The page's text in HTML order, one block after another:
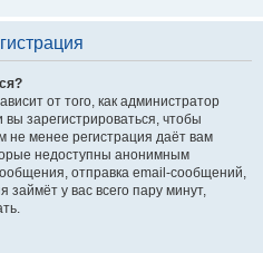
от того, как администратор
зарегистрироваться, чтобы
не менее регистрация даёт вам
недоступны анонимным
отправка email-сообщений,
займёт у вас всего пару минут,